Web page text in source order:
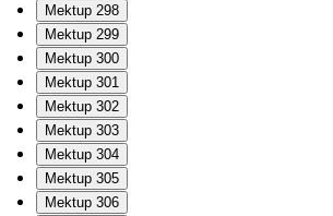
Mektup 298
Mektup 299
Mektup 300
Mektup 301
Mektup 302
Mektup 303
Mektup 304
Mektup 305
Mektup 306